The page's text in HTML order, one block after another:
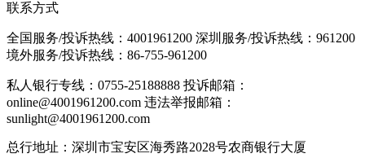
联系方式
全国服务/投诉热线： 4001961200 深圳服务/投诉热线： 961200
境外服务/投诉热线： 86-755-961200
私人银行专线：0755-25188888 投诉邮箱：
online@4001961200.com 违法举报邮箱：
sunlight@4001961200.com
总行地址：深圳市宝安区海秀路2028号农商银行大厦